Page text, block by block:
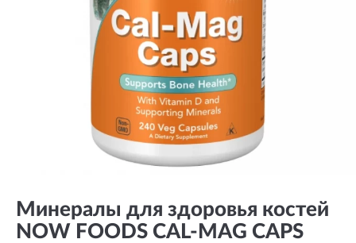
Минералы для здоровья костей
NOW FOODS CAL-MAG CAPS